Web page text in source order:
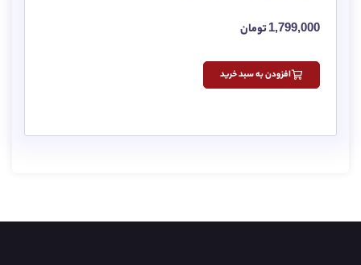
1,799,000تومان
افزودن به سبد خرید